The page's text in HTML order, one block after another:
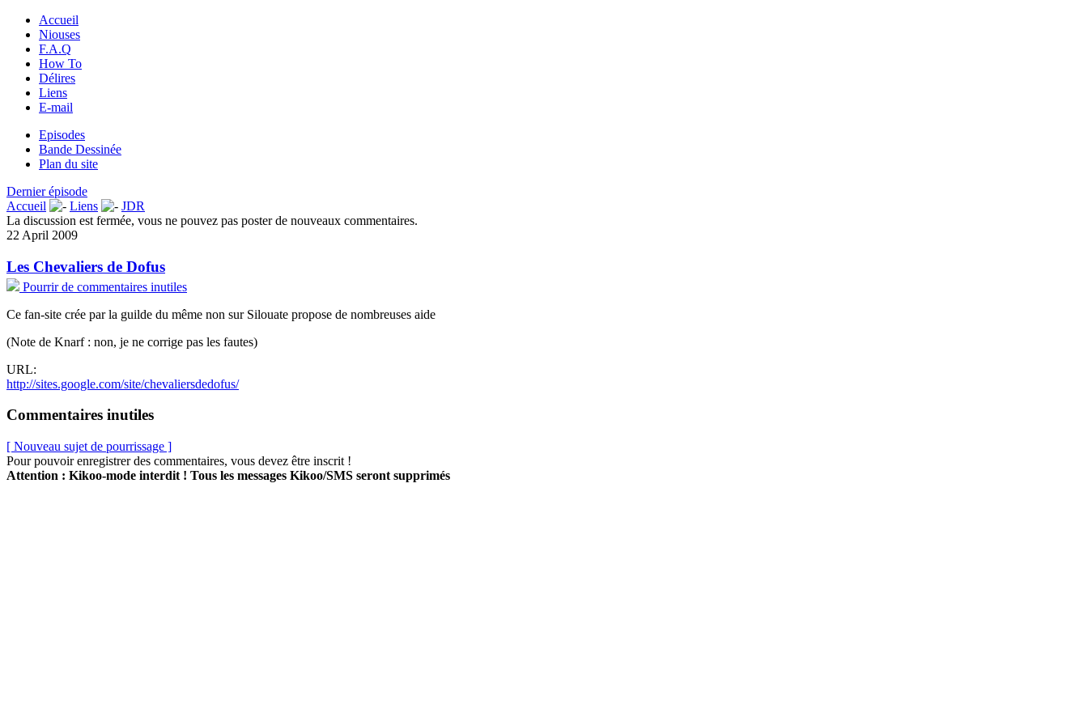
Accueil
Niouses
F.A.Q
How To
Délires
Liens
E-mail
Episodes
Bande Dessinée
Plan du site
Dernier épisode
Accueil
Liens
JDR
La discussion est fermée, vous ne pouvez pas poster de nouveaux commentaires.
22 April 2009
Les Chevaliers de Dofus
Pourrir de commentaires inutiles
Ce fan-site crée par la guilde du même non sur Silouate propose de nombreuses aide
(Note de Knarf : non, je ne corrige pas les fautes)
URL:
http://sites.google.com/site/chevaliersdedofus/
Commentaires inutiles
[ Nouveau sujet de pourrissage ]
Pour pouvoir enregistrer des commentaires, vous devez être inscrit !
Attention : Kikoo-mode interdit ! Tous les messages Kikoo/SMS seront supprimés